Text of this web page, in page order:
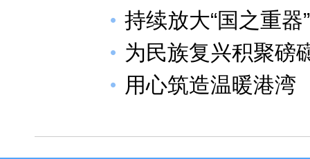
持续放大“国之重器
为民族复兴积聚磅
用心筑造温暖港湾